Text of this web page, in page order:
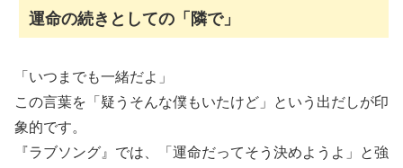
運命の続きとしての「隣で」
「いつまでも一緒だよ」
この言葉を「疑うそんな僕もいたけど」という出だしが印
象的です。
『ラブソング』では、「運命だってそう決めようよ」と強